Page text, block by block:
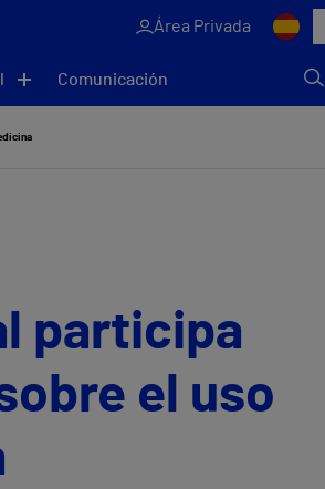
Área Privada
Comunicación
participa
el uso